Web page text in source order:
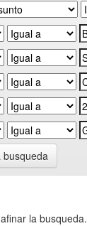
busqueda
la busqueda.